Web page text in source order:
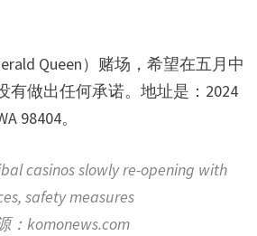
Queen）赌场，希望在五月中
有做出任何承诺。地址是：2024
98404。
casinos slowly re-opening with
safety measures
komonews.com